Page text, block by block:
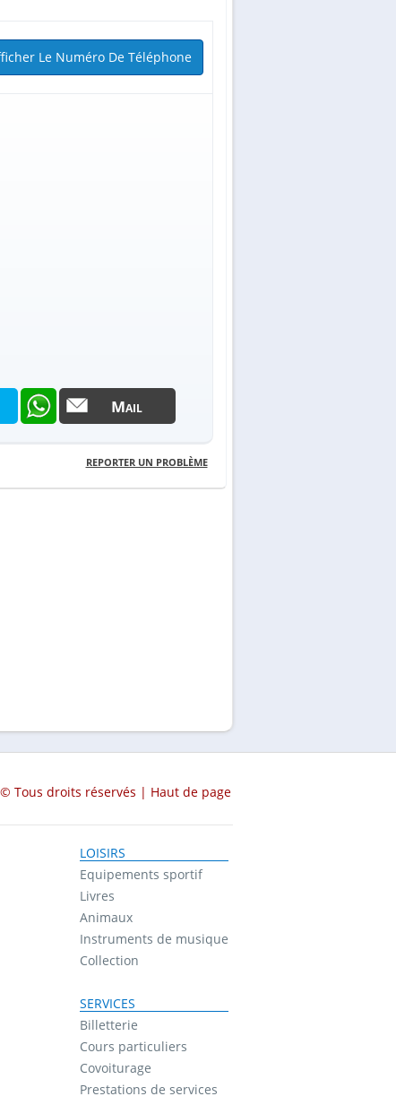
Mail
REPORTER UN PROBLÈME
Tous droits réservés | Haut de page
LOISIRS
Equipements sportif
Livres
Animaux
Instruments de musique
Collection
SERVICES
Billetterie
Cours particuliers
Covoiturage
Prestations de services